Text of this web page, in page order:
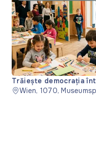
Trăiește democrația
Wien, 1070,